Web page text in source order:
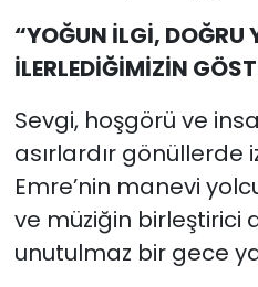
“YOĞUN İLGİ, DOĞRU
İLERLEDİĞİMİZİN
Sevgi, hoşgörü ve
asırlardır gönüllerde
Emre’nin manevi
ve müziğin birleştirici
unutulmaz bir gece